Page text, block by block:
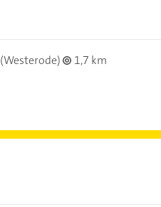
(Westerode)
1,7 km